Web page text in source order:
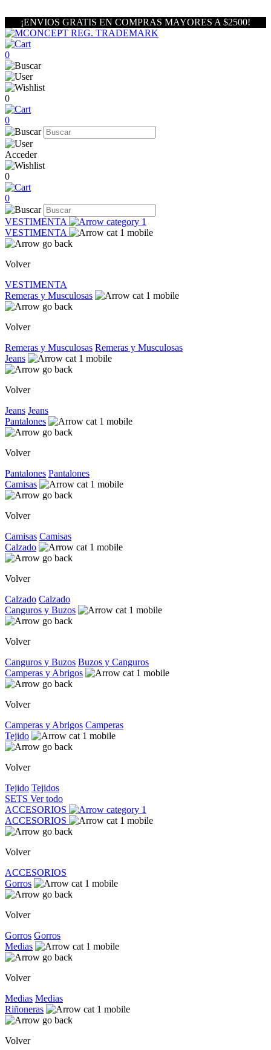
¡ENVIOS GRATIS EN COMPRAS MAYORES A $2500!
0
0
0
Acceder
0
0
VESTIMENTA
VESTIMENTA
Volver
VESTIMENTA
Remeras y Musculosas
Volver
Remeras y Musculosas Remeras y Musculosas
Jeans
Volver
Jeans Jeans
Pantalones
Volver
Pantalones Pantalones
Camisas
Volver
Camisas Camisas
Calzado
Volver
Calzado Calzado
Canguros y Buzos
Volver
Canguros y Buzos Buzos y Canguros
Camperas y Abrigos
Volver
Camperas y Abrigos Camperas
Tejido
Volver
Tejido Tejidos
SETS Ver todo
ACCESORIOS
ACCESORIOS
Volver
ACCESORIOS
Gorros
Volver
Gorros Gorros
Medias
Volver
Medias Medias
Riñoneras
Volver